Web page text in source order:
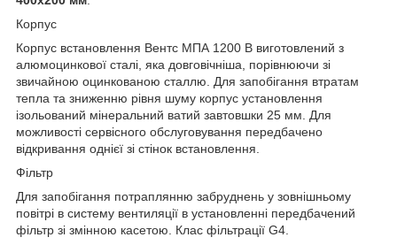
Корпус
Корпус встановлення Вентс МПА 1200 В виготовлений з
алюмоцинкової сталі, яка довговічніша, порівнюючи зі
звичайною оцинкованою сталлю. Для запобігання втратам
тепла та зниженню рівня шуму корпус установлення
ізольований мінеральний ватий завтовшки 25 мм. Для
можливості сервісного обслуговування передбачено
відкривання однієї зі стінок встановлення.
Фільтр
Для запобігання потраплянню забруднень у зовнішньому
повітрі в систему вентиляції в установленні передбачений
фільтр зі змінною касетою. Клас фільтрації G4.